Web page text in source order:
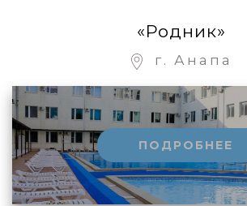
«Родник»
г. Анапа
ПОДРОБНЕЕ